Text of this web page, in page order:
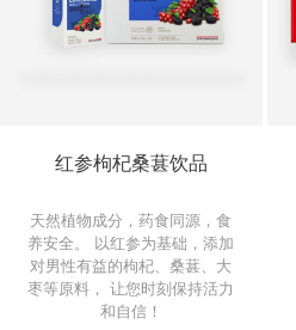
红参枸杞桑葚饮品
天然植物成分，药食同源，食
养安全。 以红参为基础，添加
对男性有益的枸杞、桑葚、大
枣等原料， 让您时刻保持活力
和自信！